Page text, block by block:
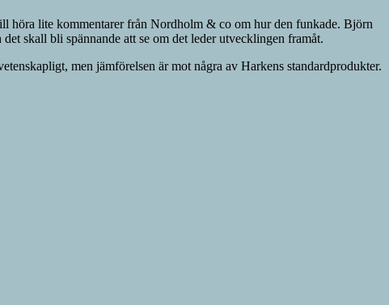
höra lite kommentarer från Nordholm & co om hur den funkade. Björn
skall bli spännande att se om det leder utvecklingen framåt.
men jämförelsen är mot några av Harkens standardprodukter.